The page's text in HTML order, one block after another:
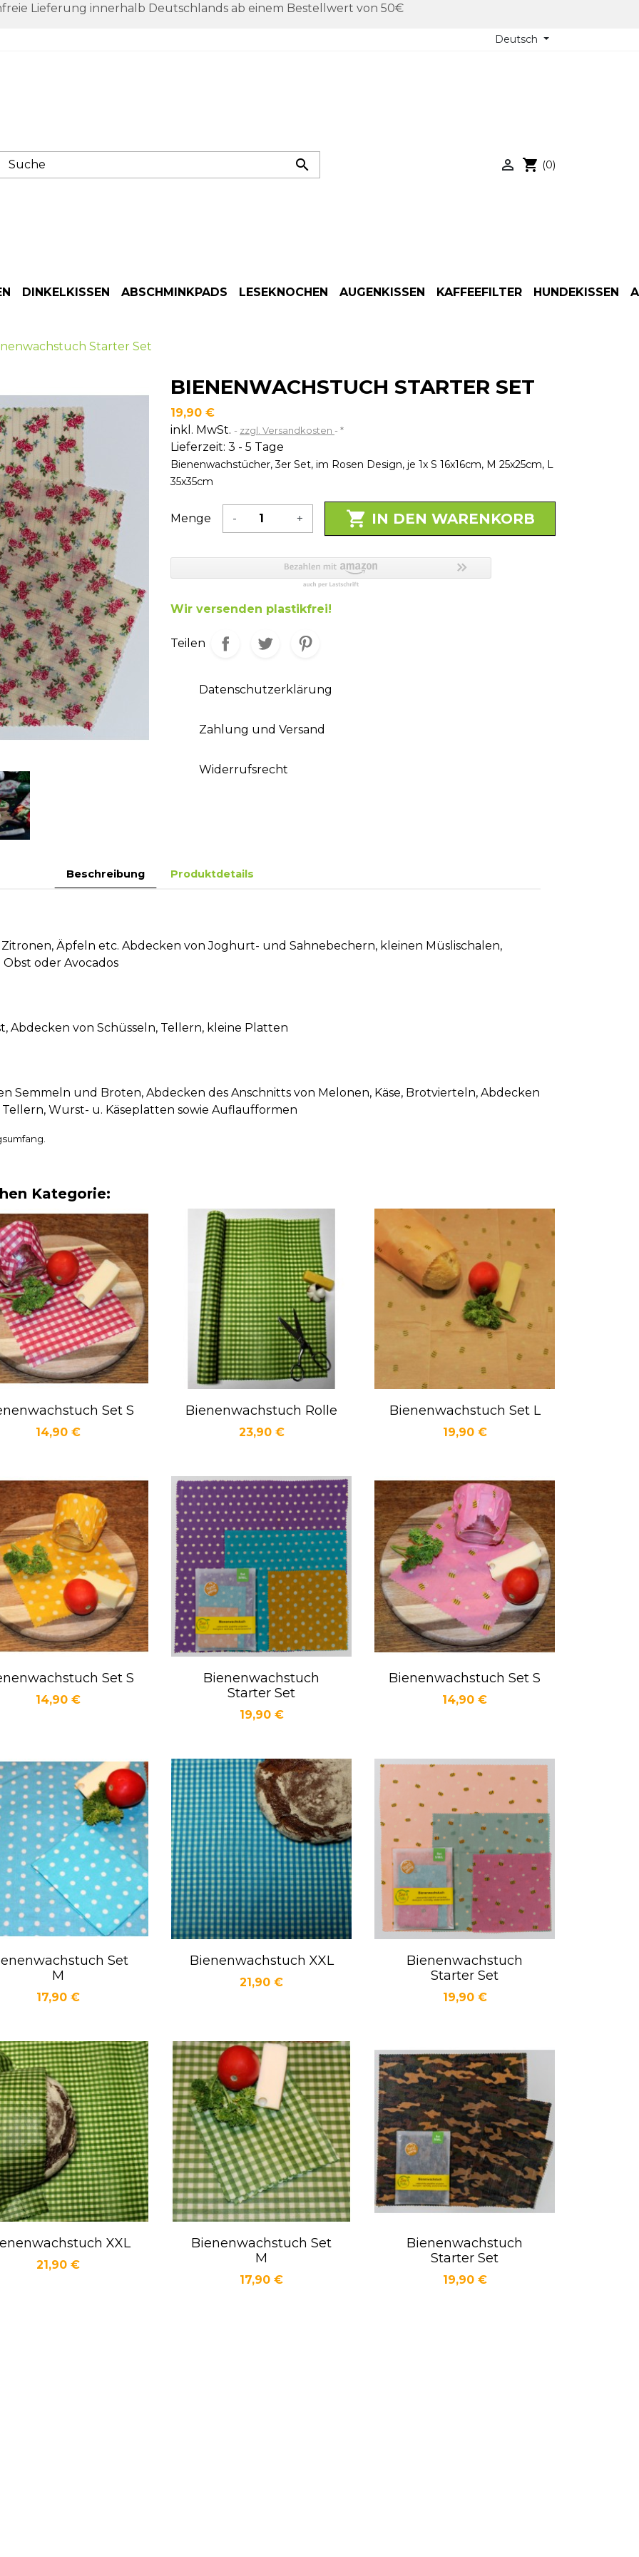
Lieferung innerhalb Deutschlands ab einem Bestellwert von 50€
Deutsch
  shopping_cart (0)
DINKELKISSEN
ABSCHMINKPADS
LESEKNOCHEN
AUGENKISSEN
KAFFEEFILTER
HUNDEKISSEN
Starter Set
BIENENWACHSTUCH STARTER SET
19,90 €
inkl. MwSt.
zzgl. Versandkosten *
Lieferzeit: 3 - 5 Tage
Bienenwachstücher, 3er Set, im Rosen Design, je 1x S 16x16cm, M 25x25cm, L
35x35cm
Menge - +  IN DEN WARENKORB
Wir versenden plastikfrei!
Teilen
Datenschutzerklärung
Zahlung und Versand
Widerrufsrecht
Beschreibung Produktdetails
Äpfeln etc. Abdecken von Joghurt- und Sahnebechern, kleinen Müslischalen,
oder Avocados
Abdecken von Schüsseln, Tellern, kleine Platten
Semmeln und Broten, Abdecken des Anschnitts von Melonen, Käse, Brotvierteln, Abdecken
Wurst- u. Käseplatten sowie Auflaufformen
Kategorie:
Vorschau Set S
Preis
14,90 €
Vorschau
Bienenwachstuch Rolle
Preis
23,90 €
Vorschau
Bienenwachstuch Set L
Preis
19,90 €
Vorschau Set S
Preis
14,90 €
 Vorschau
Bienenwachstuch
Starter Set
Preis
19,90 €
Vorschau
Bienenwachstuch Set S
Preis
14,90 €
Vorschau
Set
M
Preis
17,90 €
Vorschau
Bienenwachstuch XXL
Preis
21,90 €
Vorschau
Bienenwachstuch
Starter Set
Preis
19,90 €
Vorschau XXL
Preis
21,90 €
Vorschau
Bienenwachstuch Set
M
Preis
17,90 €
Vorschau
Bienenwachstuch
Starter Set
Preis
19,90 €